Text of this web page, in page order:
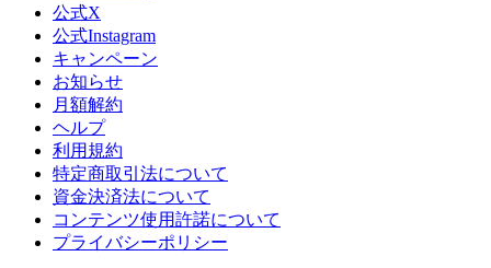
公式X
公式Instagram
キャンペーン
お知らせ
月額解約
ヘルプ
利用規約
特定商取引法について
資金決済法について
コンテンツ使用許諾について
プライバシーポリシー